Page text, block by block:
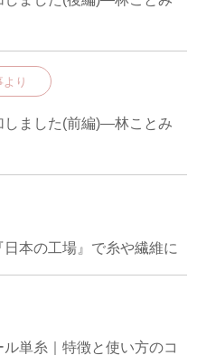
より
しました(前編)―林ことみ
本の工場』で糸や繊維に
単糸｜特徴と使い方のコ